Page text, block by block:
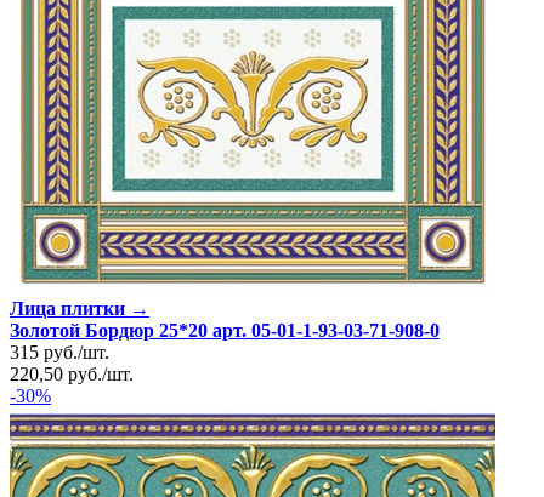
Лица плитки →
Золотой Бордюр 25*20 арт. 05-01-1-93-03-71-908-0
315 руб./шт.
220,50 руб./шт.
-30%